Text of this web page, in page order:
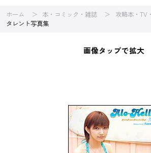
ホーム 本・コミック・雑誌
攻略本・TV
タレント写真集
画像タップで拡大